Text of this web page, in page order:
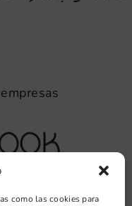
como las cookies para